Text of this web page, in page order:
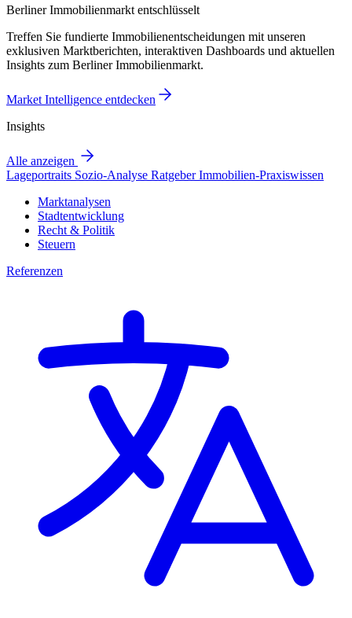
Berliner Immobilienmarkt entschlüsselt
Treffen Sie fundierte Immobilienentscheidungen mit unseren
exklusiven Marktberichten, interaktiven Dashboards und aktuellen
Insights zum Berliner Immobilienmarkt.
Market Intelligence entdecken
Insights
Alle anzeigen
Lageportraits Sozio-Analyse RatgeberImmobilien-Praxiswissen
Marktanalysen
Stadtentwicklung
Recht & Politik
Steuern
Referenzen